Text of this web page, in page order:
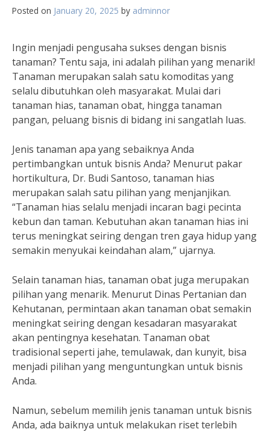
Posted on January 20, 2025 by adminnor
Ingin menjadi pengusaha sukses dengan bisnis
tanaman? Tentu saja, ini adalah pilihan yang menarik!
Tanaman merupakan salah satu komoditas yang
selalu dibutuhkan oleh masyarakat. Mulai dari
tanaman hias, tanaman obat, hingga tanaman
pangan, peluang bisnis di bidang ini sangatlah luas.
Jenis tanaman apa yang sebaiknya Anda
pertimbangkan untuk bisnis Anda? Menurut pakar
hortikultura, Dr. Budi Santoso, tanaman hias
merupakan salah satu pilihan yang menjanjikan.
“Tanaman hias selalu menjadi incaran bagi pecinta
kebun dan taman. Kebutuhan akan tanaman hias ini
terus meningkat seiring dengan tren gaya hidup yang
semakin menyukai keindahan alam,” ujarnya.
Selain tanaman hias, tanaman obat juga merupakan
pilihan yang menarik. Menurut Dinas Pertanian dan
Kehutanan, permintaan akan tanaman obat semakin
meningkat seiring dengan kesadaran masyarakat
akan pentingnya kesehatan. Tanaman obat
tradisional seperti jahe, temulawak, dan kunyit, bisa
menjadi pilihan yang menguntungkan untuk bisnis
Anda.
Namun, sebelum memilih jenis tanaman untuk bisnis
Anda, ada baiknya untuk melakukan riset terlebih